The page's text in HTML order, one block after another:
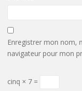
Enregistrer mon nom,
navigateur pour mon
cinq × 7 =